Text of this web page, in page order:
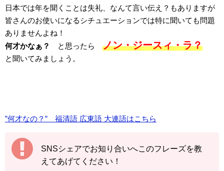
日本では年を聞くことは失礼、なんて言い伝え？もありますが
皆さんのお使いになるシチュエーションでは特に聞いても問題
ありませんよね！
何才かなぁ？
と思ったら ノン・ジースィ・ラ？
と聞いてみましょう。
”何才なの？” 福清語 広東語 大連語はこちら
SNSシェアでお知り合いへこのフレーズを教
えてあげてください！